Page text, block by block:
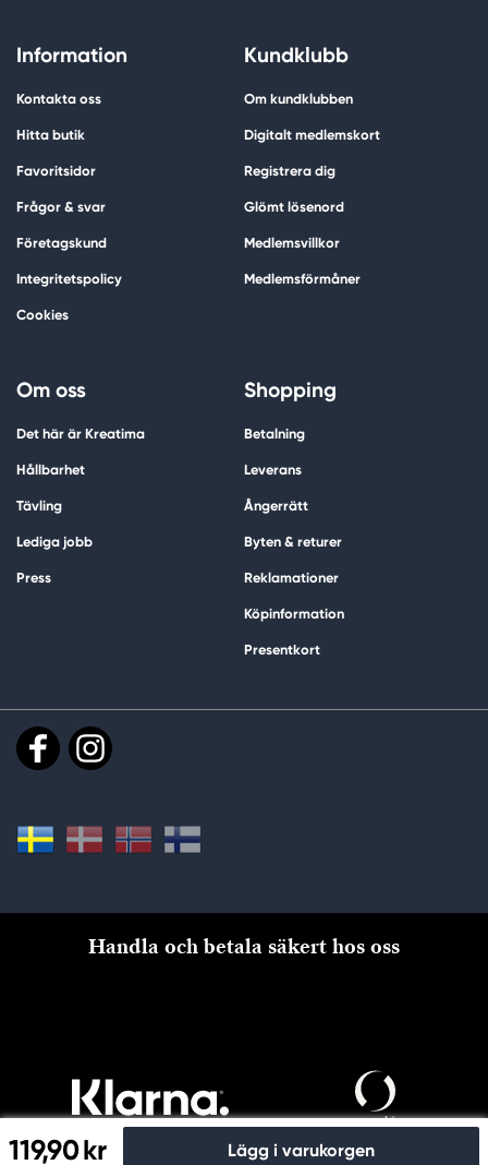
119,90 kr Lägg i varukorgen
Information
Kontakta oss
Hitta butik
Favoritsidor
Frågor & svar
Företagskund
Integritetspolicy
Cookies
Kundklubb
Om kundklubben
Digitalt medlemskort
Registrera dig
Glömt lösenord
Medlemsvillkor
Medlemsförmåner
Om oss
Det här är Kreatima
Hållbarhet
Tävling
Lediga jobb
Press
Shopping
Betalning
Leverans
Ångerrätt
Byten & returer
Reklamationer
Köpinformation
Presentkort
Handla och betala säkert hos oss